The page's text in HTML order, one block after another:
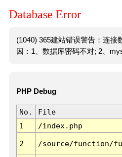
Database Error
(1040) 365建站错误警告：连接
因：1、数据库密码不对; 2、
PHP Debug
No. File
1
/index.php
2 /source/function/